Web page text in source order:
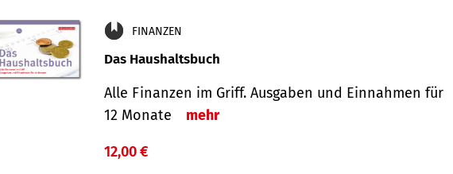
FINANZEN
Das Haushaltsbuch
Alle Finanzen im Griff. Aus­gaben und Ein­nahmen für
12 Monate
mehr
12,00 €